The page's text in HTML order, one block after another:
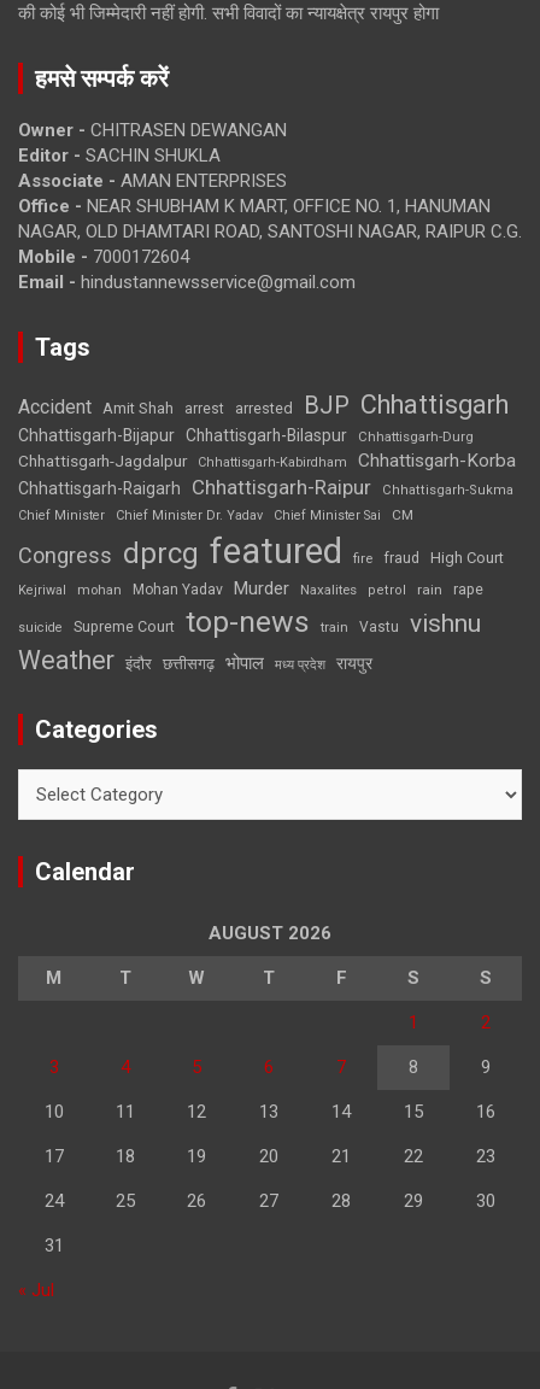
की कोई भी जिम्मेदारी नहीं होगी. सभी विवादों का न्यायक्षेत्र रायपुर होगा
हमसे सम्पर्क करें
Owner - CHITRASEN DEWANGAN
Editor - SACHIN SHUKLA
Associate - AMAN ENTERPRISES
Office - NEAR SHUBHAM K MART, OFFICE NO. 1, HANUMAN
NAGAR, OLD DHAMTARI ROAD, SANTOSHI NAGAR, RAIPUR C.G.
Mobile - 7000172604
Email - hindustannewsservice@gmail.com
Tags
Accident Amit Shah arrest arrested BJP Chhattisgarh
Chhattisgarh-Bijapur Chhattisgarh-Bilaspur Chhattisgarh-Durg
Chhattisgarh-Jagdalpur Chhattisgarh-Kabirdham Chhattisgarh-Korba
Chhattisgarh-Raigarh Chhattisgarh-Raipur
Chhattisgarh-Sukma
Chief Minister
Chief Minister Dr. Yadav Chief Minister Sai CM
Congress dprcg featured fire fraud High Court
Kejriwal mohan Mohan Yadav Murder Naxalites petrol rain rape
suicide Supreme Court top-news train Vastu vishnu
Weather इंदौर छत्तीसगढ़ भोपाल मध्य प्रदेश रायपुर
Categories
Calendar
AUGUST 2026
M T W T F S S
1 2
3 4 5 6 7 8 9
10 11 12 13 14 15 16
17 18 19 20 21 22 23
24 25 26 27 28 29 30
31
« Jul